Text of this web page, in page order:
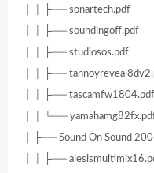
│ │ ├── sonartech.pdf
│ │ ├── soundingoff.pdf
│ │ ├── studiosos.pdf
│ │ ├──
│ │ ├── tascamfw1804.pdf
│ │ └──
│ ├── Sound On Sound
│ │ ├──